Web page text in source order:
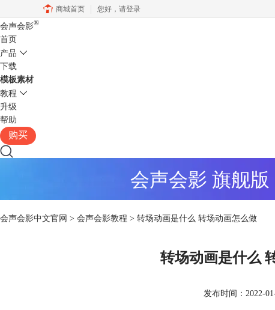
商城首页 您好， 请登录
会声会影®
首页
产品
下载
模板素材
教程
升级
帮助
购买
会声会影 旗舰版
会声会影中文官网 > 会声会影教程 > 转场动画是什么 转场动画怎么做
转场动画是什么
发布时间：2022-